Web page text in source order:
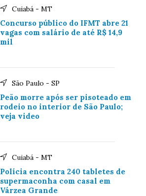
Cuiabá - MT
Concurso público do IFMT abre 21
vagas com salário de até R$ 14,9
mil
São Paulo - SP
Peão morre após ser pisoteado em
rodeio no interior de São Paulo;
veja video
Cuiabá - MT
Polícia encontra 240 tabletes de
supermaconha com casal em
Várzea Grande